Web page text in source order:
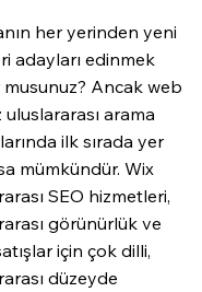
her yerinden yeni
adayları edinmek
Ancak web
uluslararası arama
ilk sırada yer
mümkündür. Wix
SEO hizmetleri,
görünürlük ve
için çok dilli,
düzeyde